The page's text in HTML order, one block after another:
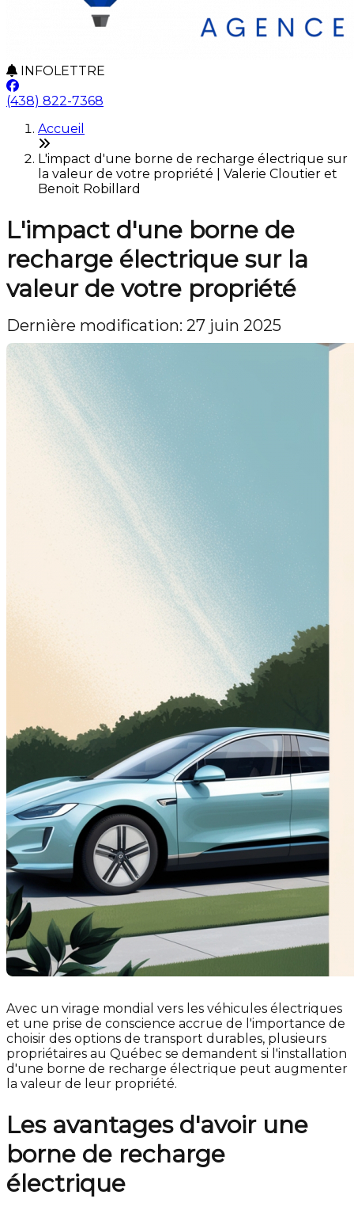
INFOLETTRE
(438) 822-7368
Accueil
L'impact d'une borne de recharge électrique sur
la valeur de votre propriété | Valerie Cloutier et
Benoit Robillard
L'impact d'une borne de
recharge électrique sur la
valeur de votre propriété
Dernière modification: 27 juin 2025
Avec un virage mondial vers les véhicules électriques
et une prise de conscience accrue de l'importance de
choisir des options de transport durables, plusieurs
propriétaires au Québec se demandent si l'installation
d'une borne de recharge électrique peut augmenter
la valeur de leur propriété.
Les avantages d'avoir une
borne de recharge
électrique